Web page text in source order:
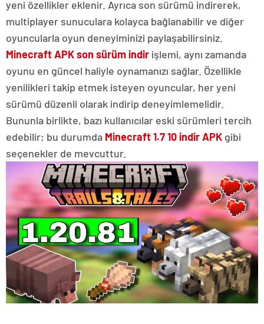
yeni özellikler eklenir. Ayrıca son sürümü indirerek,
multiplayer sunuculara kolayca bağlanabilir ve diğer
oyuncularla oyun deneyiminizi paylaşabilirsiniz.
Minecraft APK son sürüm indir işlemi, aynı zamanda
oyunu en güncel haliyle oynamanızı sağlar. Özellikle
yenilikleri takip etmek isteyen oyuncular, her yeni
sürümü düzenli olarak indirip deneyimlemelidir.
Bununla birlikte, bazı kullanıcılar eski sürümleri tercih
edebilir; bu durumda Minecraft 1.7 10 indir APK gibi
seçenekler de mevcuttur.